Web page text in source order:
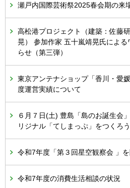
瀬戸内国際芸術祭2025春会期の来
高松港プロジェクト（建築：佐藤
晃） 参加作家 五十嵐靖晃氏によ
らせ（第三弾）
東京アンテナショップ「香川・愛
度運営実績について
６月７日(土) 豊島「島のお誕生会
リジナル「てしまっぷ」をつくろう
令和7年度「第３回星空観察会 」を
令和7年度の消費生活相談の状況